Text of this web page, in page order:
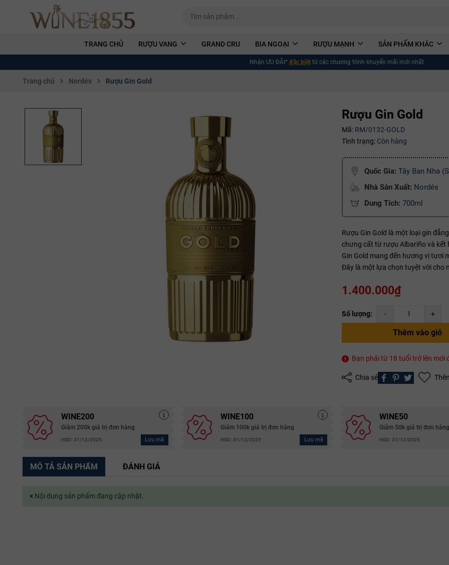
TRANG CHỦ RƯỢU VANG GRAND CRU BIA NGOẠI RƯỢU MẠNH SẢN PHẨM KHÁC
Nhận ƯU ĐÃI* đặc biệt từ các chương trình khuyến mãi mới nhất
Trang chủ Nordés Rượu Gin Gold
Rượu Gin Gold
Mã: RM/0132-GOLD
Tình trạng: Còn hàng
Quốc Gia: Tây Ban Nha
Nhà Sản Xuất: Nordés
Dung Tích: 700ml
Rượu Gin Gold là một loại gin
chưng cất từ rượu Albariño và kết
Gin Gold mang đến hương vị tươi
Đây là một lựa chọn tuyệt vời cho
1.400.000₫
Số lượng: - +
Thêm vào giỏ
Bạn phải từ 18 tuổi trở lên mới
Chia sẻ
WINE200
Giảm 200k giá trị đơn hàng
HSD: 31/12/2025 Lưu mã
WINE100
Giảm 100k giá trị đơn hàng
HSD: 31/12/2025 Lưu mã
WINE50
Giảm 50k giá trị đơn hàng
HSD: 31/12/2025
Ngày hết hạn:
MÔ TẢ SẢN PHẨM ĐÁNH GIÁ
×Nội dung sản phẩm đang cập nhật.